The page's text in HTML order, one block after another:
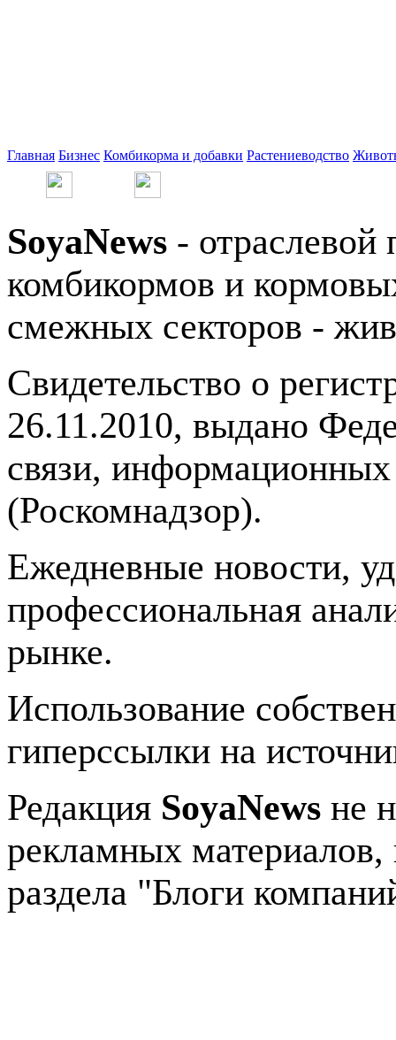
Главная Бизнес Комбикорма и добавки Растениеводство
SoyaNews - отраслевой
комбикормов и
смежных секторов -
Свидетельство о
26.11.2010, выдано
связи,
(Роскомнадзор).
Ежедневные новости,
профессиональная
рынке.
Использование
гиперссылки на
Редакция SoyaNews не
рекламных
раздела "Блоги